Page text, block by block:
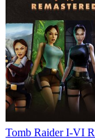
Tomb Raider I-VI